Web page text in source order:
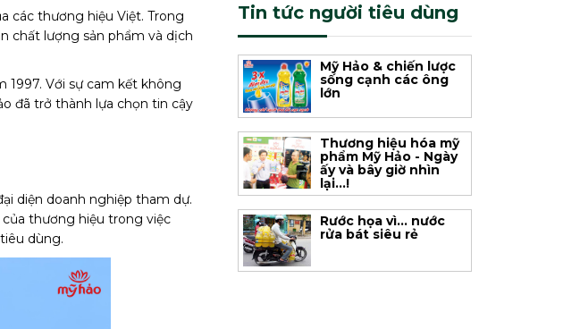
các thương hiệu Việt. Trong
chất lượng sản phẩm và dịch
1997. Với sự cam kết không
đã trở thành lựa chọn tin cậy
diện doanh nghiệp tham dự.
thương hiệu trong việc
dùng.
Tin tức người tiêu dùng
Mỹ Hảo & chiến lược
sống cạnh các ông
lớn
Thương hiệu hóa mỹ
phẩm Mỹ Hảo - Ngày
ấy và bây giờ nhìn
lại...!
Rước họa vì... nước
rửa bát siêu rẻ